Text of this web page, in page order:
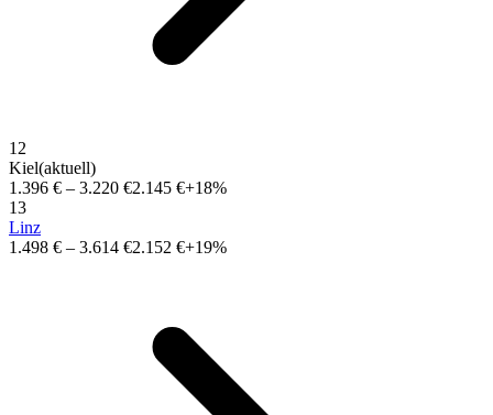
12
Kiel(aktuell)
1.396 € – 3.220 €2.145 €+18%
13
Linz
1.498 € – 3.614 €2.152 €+19%